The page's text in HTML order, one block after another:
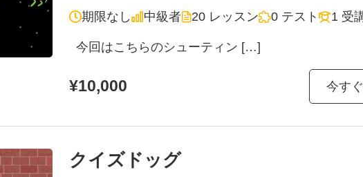
期限なし 中級者 20 レッスン 0 テスト 1 受
今回はこちらのシューティン […]
¥10,000 今す
クイズドッグ